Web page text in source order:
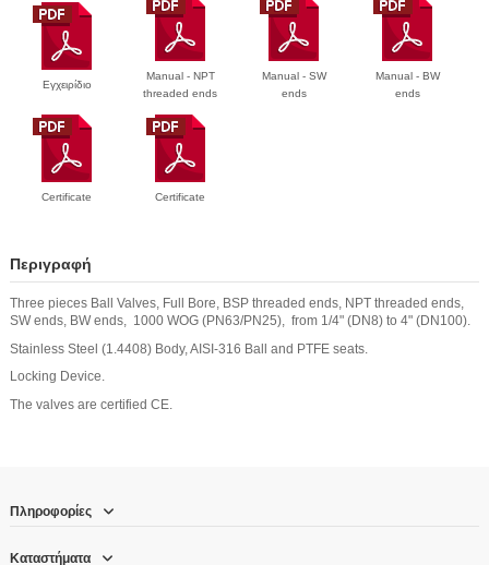
Εγχειρίδιο
Manual - NPT
threaded ends
Manual - SW
ends
Manual - BW
ends
Certificate Certificate
Περιγραφή
Three pieces Ball Valves, Full Bore, BSP threaded ends, NPT threaded ends,
SW ends, BW ends, 1000 WOG (PN63/PN25), from 1/4" (DN8) to 4" (DN100).
Stainless Steel (1.4408) Body, AISI-316 Ball and PTFE seats.
Locking Device.
The valves are certified CE.
Πληροφορίες
Καταστήματα